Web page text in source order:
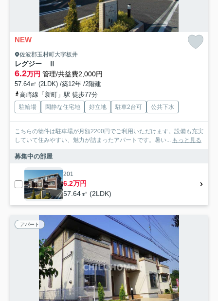
NEW
佐波郡玉村町大字板井
レグジー Ⅱ
6.2万円 管理/共益費2,000円
57.64㎡ (2LDK) /築12年 /2階建
高崎線「新町」駅 徒歩77分
駐輪場 閑静な住宅地 好立地 駐車2台可 公共下水
こちらの物件は駐車場が月額2200円でご利用いただけます。設備も充実
していて住みやすい、魅力が詰まったアパートです。暑い... もっと見る
募集中の部屋
201
6.2万円
57.64㎡ (2LDK)
アパート